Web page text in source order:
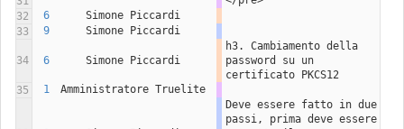
32
6
Simone Piccardi
33
9 Simone Piccardi
34 6 Simone Piccardi
h3. Cambiamento della
password su un
certificato PKCS12
35
1 Amministratore Truelite
Deve essere fatto in due
passi, prima deve essere